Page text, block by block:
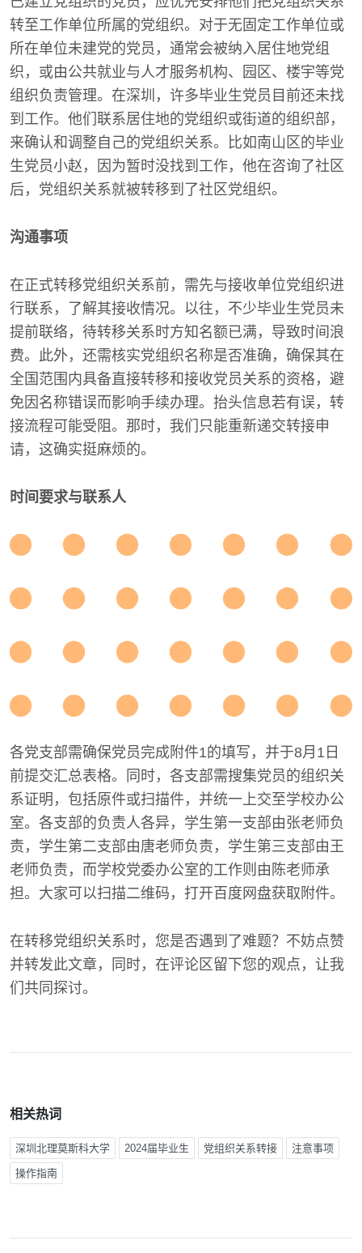
转至工作单位所属的党组织。对于无固定工作单位或
所在单位未建党的党员，通常会被纳入居住地党组
织，或由公共就业与人才服务机构、园区、楼宇等党
组织负责管理。在深圳，许多毕业生党员目前还未找
到工作。他们联系居住地的党组织或街道的组织部，
来确认和调整自己的党组织关系。比如南山区的毕业
生党员小赵，因为暂时没找到工作，他在咨询了社区
后，党组织关系就被转移到了社区党组织。
沟通事项
在正式转移党组织关系前，需先与接收单位党组织进
行联系，了解其接收情况。以往，不少毕业生党员未
提前联络，待转移关系时方知名额已满，导致时间浪
费。此外，还需核实党组织名称是否准确，确保其在
全国范围内具备直接转移和接收党员关系的资格，避
免因名称错误而影响手续办理。抬头信息若有误，转
接流程可能受阻。那时，我们只能重新递交转接申
请，这确实挺麻烦的。
时间要求与联系人
各党支部需确保党员完成附件1的填写，并于8月1日
前提交汇总表格。同时，各支部需搜集党员的组织关
系证明，包括原件或扫描件，并统一上交至学校办公
室。各支部的负责人各异，学生第一支部由张老师负
责，学生第二支部由唐老师负责，学生第三支部由王
老师负责，而学校党委办公室的工作则由陈老师承
担。大家可以扫描二维码，打开百度网盘获取附件。
在转移党组织关系时，您是否遇到了难题？不妨点赞
并转发此文章，同时，在评论区留下您的观点，让我
们共同探讨。
相关热词
深圳北理莫斯科大学 2024届毕业生 党组织关系转接 注意事项
操作指南